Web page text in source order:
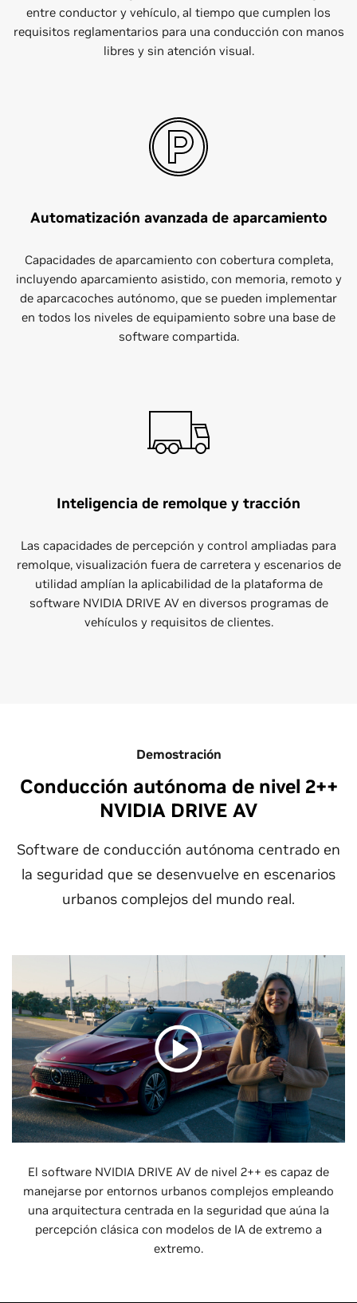
entre conductor y vehículo, al tiempo que cumplen los
requisitos reglamentarios para una conducción con manos
libres y sin atención visual.
Automatización avanzada de aparcamiento
Capacidades de aparcamiento con cobertura completa,
incluyendo aparcamiento asistido, con memoria, remoto y
de aparcacoches autónomo, que se pueden implementar
en todos los niveles de equipamiento sobre una base de
software compartida.
Inteligencia de remolque y tracción
Las capacidades de percepción y control ampliadas para
remolque, visualización fuera de carretera y escenarios de
utilidad amplían la aplicabilidad de la plataforma de
software NVIDIA DRIVE AV en diversos programas de
vehículos y requisitos de clientes.
Demostración
Conducción autónoma de nivel 2++
NVIDIA DRIVE AV
Software de conducción autónoma centrado en
la seguridad que se desenvuelve en escenarios
urbanos complejos del mundo real.
El software NVIDIA DRIVE AV de nivel 2++ es capaz de
manejarse por entornos urbanos complejos empleando
una arquitectura centrada en la seguridad que aúna la
percepción clásica con modelos de IA de extremo a
extremo.